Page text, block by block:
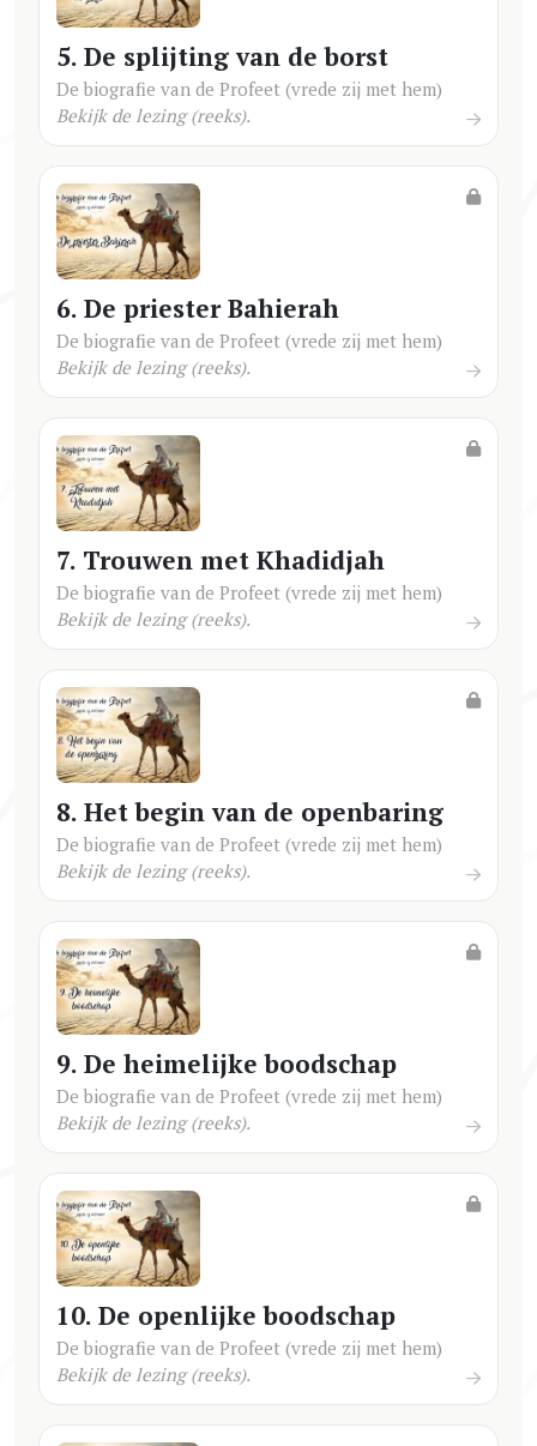
5. De splijting van de borst
De biografie van de Profeet (vrede zij met hem)
Bekijk de lezing (reeks).
6. De priester Bahierah
De biografie van de Profeet (vrede zij met hem)
Bekijk de lezing (reeks).
7. Trouwen met Khadidjah
De biografie van de Profeet (vrede zij met hem)
Bekijk de lezing (reeks).
8. Het begin van de openbaring
De biografie van de Profeet (vrede zij met hem)
Bekijk de lezing (reeks).
9. De heimelijke boodschap
De biografie van de Profeet (vrede zij met hem)
Bekijk de lezing (reeks).
10. De openlijke boodschap
De biografie van de Profeet (vrede zij met hem)
Bekijk de lezing (reeks).